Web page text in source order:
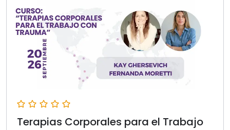
Terapias Corporales para el Trabajo